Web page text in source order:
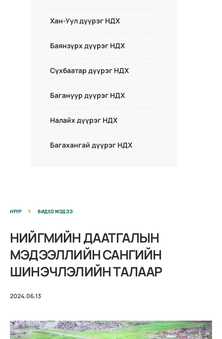
Хан-Уул дүүрэг НДХ
Баянзүрх дүүрэг НДХ
Сүхбаатар дүүрэг НДХ
Багануур дүүрэг НДХ
Налайх дүүрэг НДХ
Багахангай дүүрэг НДХ
НҮҮР ВИДЕО МЭДЭЭ
НИЙГМИЙН ДААТГАЛЫН
МЭДЭЭЛЛИЙН САНГИЙН
ШИНЭЧЛЭЛИЙН ТАЛААР
2024.06.13